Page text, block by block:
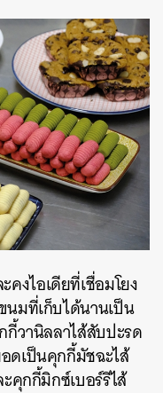
คงไอเดียที่เชื่อมโยง
มที่เก็บได้นานเป็น
กี้วานิลลาไส้สับปะรด
ดเป็นคุกกี้มัชฉะไส้
คุกกี้มิกซ์​เบอร์รีไส้